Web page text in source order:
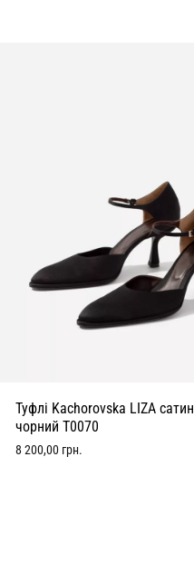
Туфлі Kachorovska LIZA сатин
чорний T0070
8 200,00 грн.